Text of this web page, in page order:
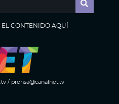
CONTENIDO AQUÍ
/ prensa@canalnet.tv